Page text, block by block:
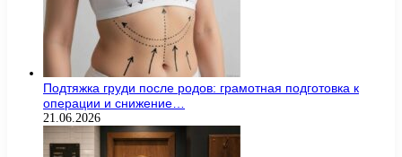
Подтяжка груди после родов: грамотная подготовка к
операции и снижение…
21.06.2026